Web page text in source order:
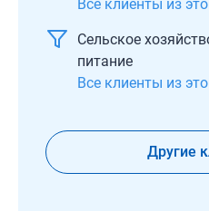
Все клиенты из
Сельское
питание
Все клиенты из
Другие